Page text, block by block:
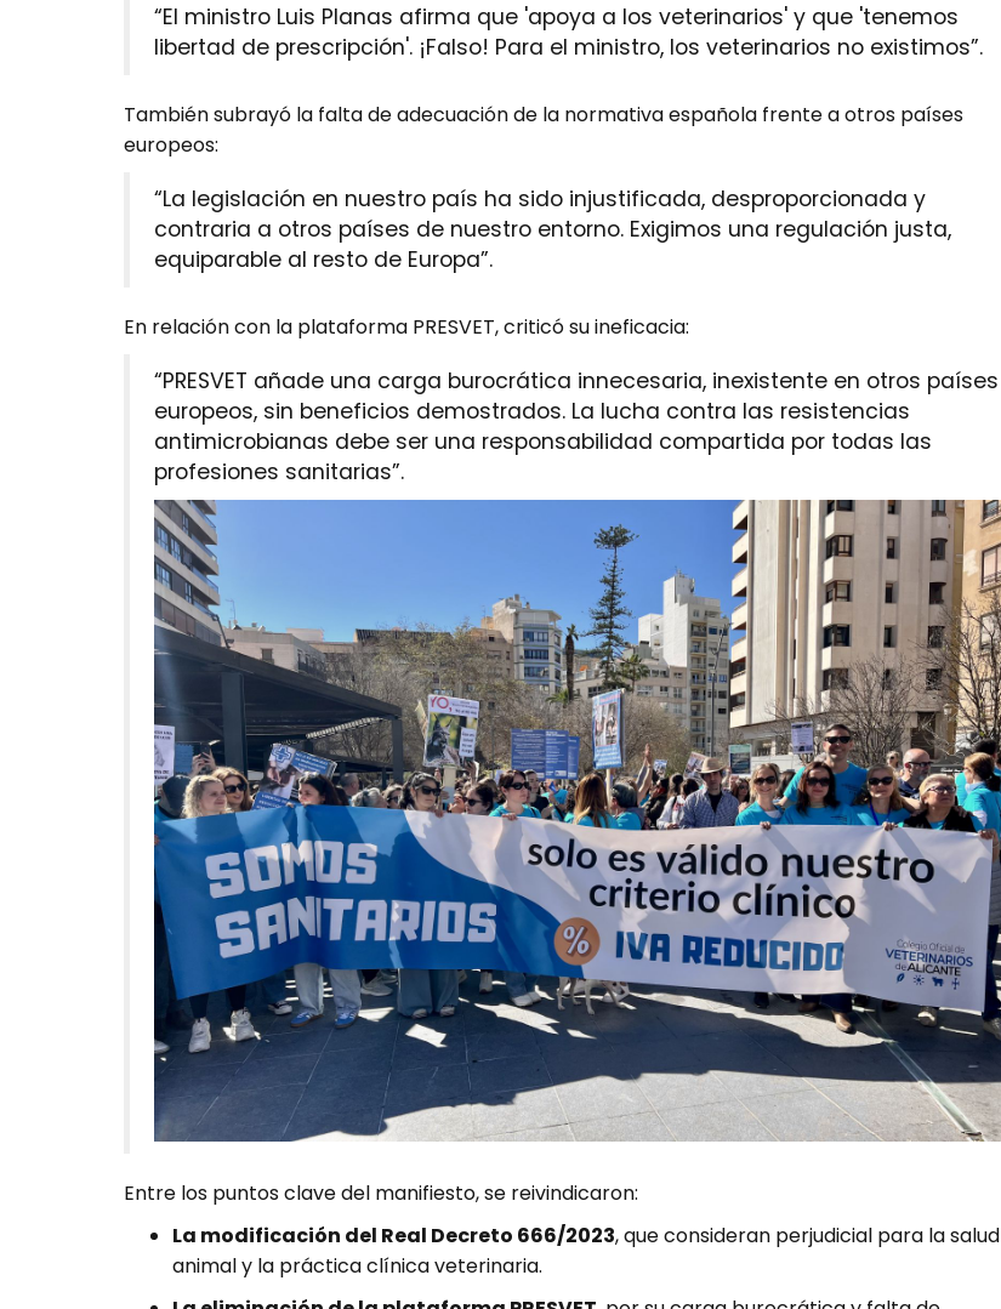
“El ministro Luis Planas afirma que 'apoya a los veterinarios' y que 'tenemos
libertad de prescripción'. ¡Falso! Para el ministro, los veterinarios no existimos”.
También subrayó la falta de adecuación de la normativa española frente a otros países
europeos:
“La legislación en nuestro país ha sido injustificada, desproporcionada y
contraria a otros países de nuestro entorno. Exigimos una regulación justa,
equiparable al resto de Europa”.
En relación con la plataforma PRESVET, criticó su ineficacia:
“PRESVET añade una carga burocrática innecesaria, inexistente en otros países
europeos, sin beneficios demostrados. La lucha contra las resistencias
antimicrobianas debe ser una responsabilidad compartida por todas las
profesiones sanitarias”.
Entre los puntos clave del manifiesto, se reivindicaron:
La modificación del Real Decreto 666/2023, que consideran perjudicial para la salud
animal y la práctica clínica veterinaria.